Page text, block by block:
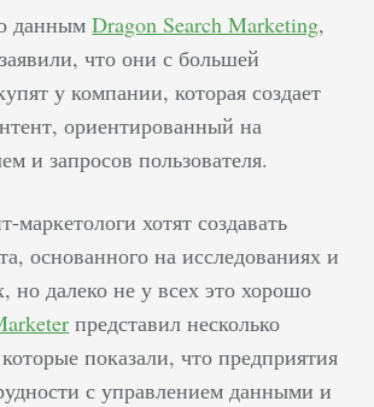
конкретные
потребности — тем
поддержания и
увеличения которого
нужно охватывать
Современные
технологии и
классические
методики,
проверенные
временем,
даннымDragon Search Marketing,
что они с большей
у компании, которая создает
ориентированный на
и запросов пользователя.
маркетологи хотят создавать
основанного на исследованиях и
но далеко не у всех это хорошо
представил несколько
показали, что предприятия
с управлением данными и